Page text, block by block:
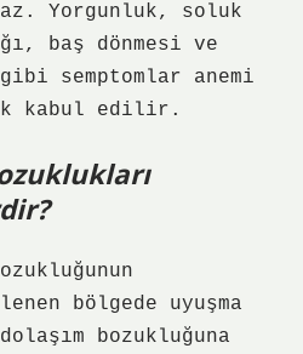
Yorgunluk, soluk
baş dönmesi ve
semptomlar anemi
kabul edilir.
bölgede uyuşma
bozukluğuna